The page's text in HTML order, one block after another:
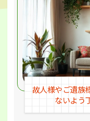
故人様やご遺族
ないよう